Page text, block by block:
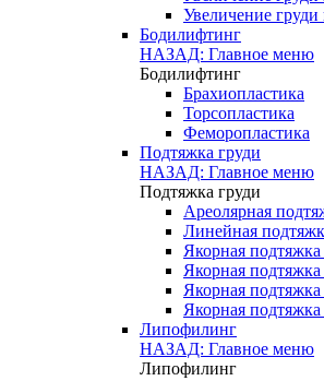
Увеличение
Бодилифтинг
НАЗАД: Главное меню
Бодилифтинг
Брахиопластика
Торсопластика
Феморопластика
Подтяжка груди
НАЗАД: Главное меню
Подтяжка груди
Ареолярная
Линейная
Якорная подтяжка
Якорная
Якорная
Якорная
Липофилинг
НАЗАД: Главное меню
Липофилинг